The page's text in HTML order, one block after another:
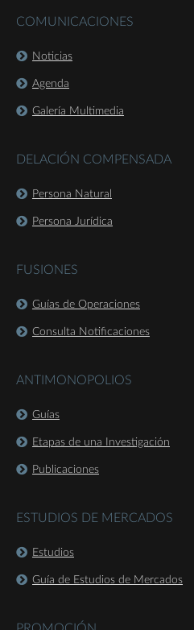
COMUNICACIONES
Noticias
Agenda
Galería Multimedia
DELACIÓN COMPENSADA
Persona Natural
Persona Jurídica
FUSIONES
Guías de Operaciones
Consulta Notificaciones
ANTIMONOPOLIOS
Guías
Etapas de una Investigación
Publicaciones
ESTUDIOS DE MERCADOS
Estudios
Guía de Estudios de Mercados